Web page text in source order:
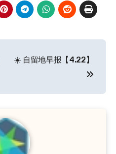
☀️ 自留地早报【4.22】